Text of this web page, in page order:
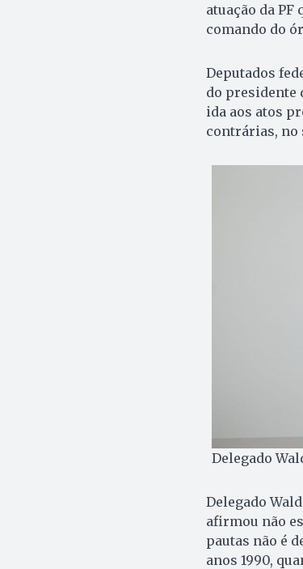
atuação da
comando do
Deputados
do presidente
ida aos atos
contrárias, no
Delegado
Delegado
afirmou não
pautas não é
anos 1990,